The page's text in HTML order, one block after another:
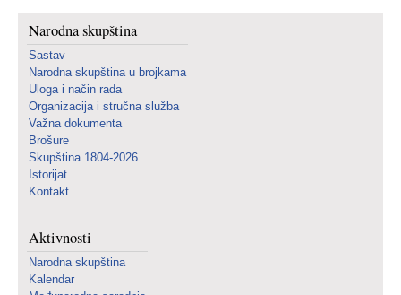
Narodna skupština
Sastav
Narodna skupština u brojkama
Uloga i način rada
Organizacija i stručna služba
Važna dokumenta
Brošure
Skupština 1804-2026.
Istorijat
Kontakt
Aktivnosti
Narodna skupština
Kalendar